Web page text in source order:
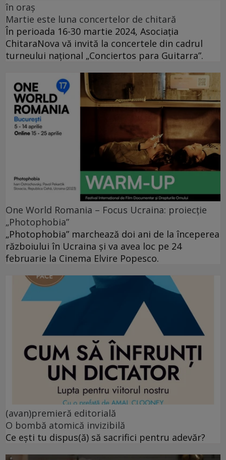
în oraș
Martie este luna concertelor de chitară
În perioada 16-30 martie 2024, Asociația
ChitaraNova vă invită la concertele din cadrul
turneului național „Conciertos para Guitarra”.
One World Romania – Focus Ucraina: proiecție
„Photophobia”
„Photophobia” marchează doi ani de la începerea
războiului în Ucraina și va avea loc pe 24
februarie la Cinema Elvire Popesco.
(avan)premieră editorială
O bombă atomică invizibilă
Ce ești tu dispus(ă) să sacrifici pentru adevăr?